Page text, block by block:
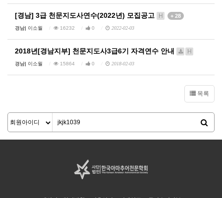
[경남] 3급 천문지도사연수(2022년) 모집공고 H + 28
경남| 이소월 16232 0 2022-02-03
2018년[경남지부] 천문지도사3급6기 자격연수 안내 H
경남| 이소월 15864 0 2018-02-03
목록